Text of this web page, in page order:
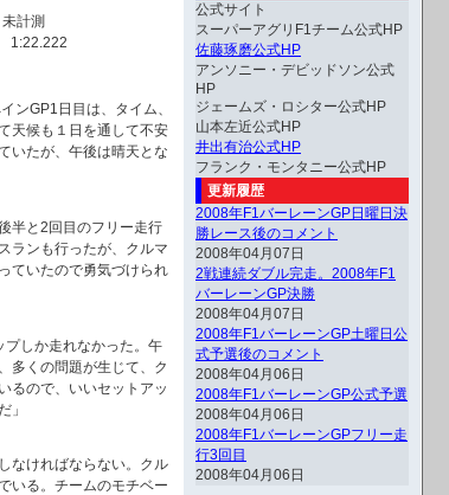
計測
1:22.222
ンGP1日目は、タイム、
天候も１日を通して不安
いたが、午後は晴天とな
半と2回目のフリー走行
ランも行ったが、クルマ
ていたので勇気づけられ
プしか走れなかった。午
多くの問題が生じて、ク
るので、いいセットアッ
」
なければならない。クル
いる。チームのモチベー
公式サイト
スーパーアグリF1チーム公式HP
佐藤琢磨公式HP
アンソニー・デビッドソン公式
HP
ジェームズ・ロシター公式HP
山本左近公式HP
井出有治公式HP
フランク・モンタニー公式HP
更新履歴
2008年F1バーレーンGP日曜日決
勝レース後のコメント
2008年04月07日
2戦連続ダブル完走。2008年F1
バーレーンGP決勝
2008年04月07日
2008年F1バーレーンGP土曜日公
式予選後のコメント
2008年04月06日
2008年F1バーレーンGP公式予選
2008年04月06日
2008年F1バーレーンGPフリー走
行3回目
2008年04月06日